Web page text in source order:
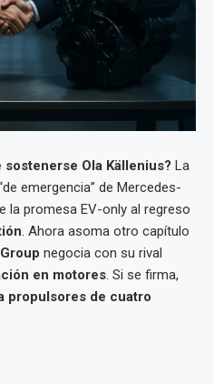
Ola Källenius? La
emergencia” de Mercedes-
la promesa EV-only al regreso
. Ahora asoma otro capítulo
negocia con su rival
en motores. Si se firma,
propulsores de cuatro